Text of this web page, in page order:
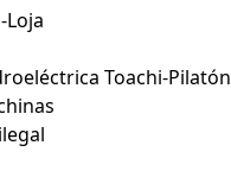
Loja
Toachi-Pilatón